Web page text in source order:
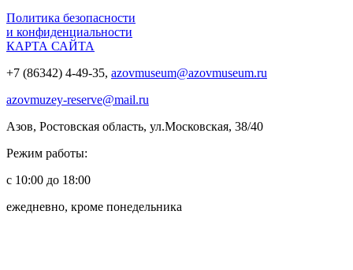
Политика безопасности
и конфиденциальности
КАРТА САЙТА
+7 (86342) 4-49-35, azovmuseum@azovmuseum.ru
azovmuzey-reserve@mail.ru
Азов, Ростовская область, ул.Московская, 38/40
Режим работы:
с 10:00 до 18:00
ежедневно, кроме понедельника